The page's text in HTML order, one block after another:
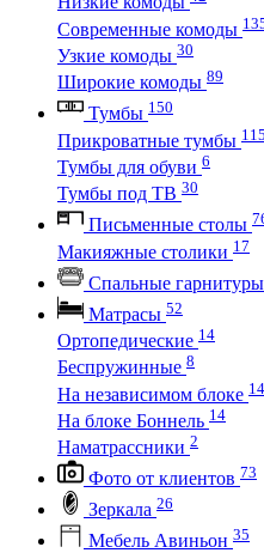
Современные комоды
Узкие комоды 30
Широкие комоды 89
Тумбы 150
Прикроватные тумбы 115
Тумбы для обуви 6
Тумбы под ТВ 30
Письменные столы
Макияжные столики 17
Спальные гарнитуры
Матрасы 52
Ортопедические 14
Беспружинные 8
На независимом блоке 14
На блоке Боннель 14
Наматрассники 2
Фото от клиентов 73
Зеркала 26
Мебель Авиньон 35